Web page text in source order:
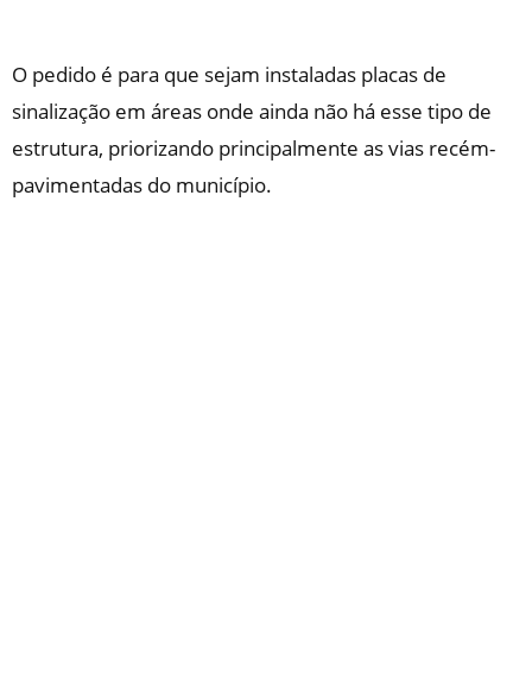
O pedido é para que sejam instaladas placas de
sinalização em áreas onde ainda não há esse tipo de
estrutura, priorizando principalmente as vias recém-
pavimentadas do município.